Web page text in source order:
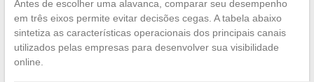
Antes de escolher uma alavanca, comparar seu desempenho
em três eixos permite evitar decisões cegas. A tabela abaixo
sintetiza as características operacionais dos principais canais
utilizados pelas empresas para desenvolver sua visibilidade
online.